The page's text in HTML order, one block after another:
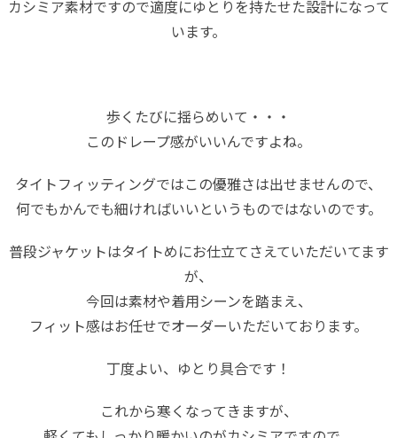
カシミア素材ですので適度にゆとりを持たせた設計になって
います。
歩くたびに揺らめいて・・・
このドレープ感がいいんですよね。
タイトフィッティングではこの優雅さは出せませんので、
何でもかんでも細ければいいというものではないのです。
普段ジャケットはタイトめにお仕立てさえていただいてます
が、
今回は素材や着用シーンを踏まえ、
フィット感はお任せでオーダーいただいております。
丁度よい、ゆとり具合です！
これから寒くなってきますが、